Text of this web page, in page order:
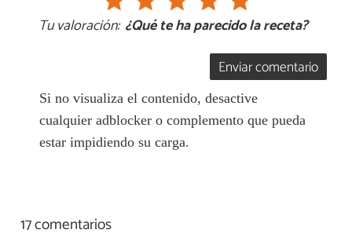
Tu valoración: ¿Qué te ha parecido la receta?
Enviar comentario
Si no visualiza el contenido, desactive
cualquier adblocker o complemento que pueda
estar impidiendo su carga.
17 comentarios